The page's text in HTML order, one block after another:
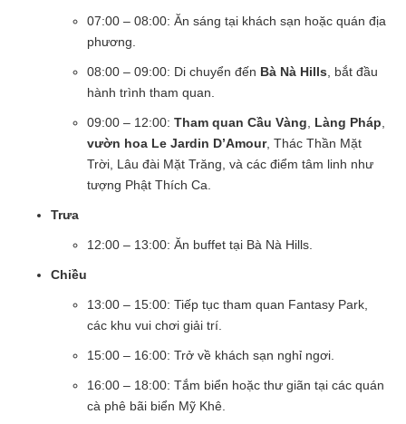
07:00 – 08:00: Ăn sáng tại khách sạn hoặc quán địa
phương.
08:00 – 09:00: Di chuyển đến Bà Nà Hills , bắt đầu
hành trình tham quan.
09:00 – 12:00:Tham quan Cầu Vàng Làng Pháp
vườn hoa Le Jardin D’Amour, Thác Thần Mặt
Trời, Lâu đài Mặt Trăng, và các điểm tâm linh như
tượng Phật Thích Ca.
Trưa
12:00 – 13:00: Ăn buffet tại Bà Nà Hills.
Chiều
13:00 – 15:00: Tiếp tục tham quan Fantasy Park,
các khu vui chơi giải trí.
15:00 – 16:00: Trở về khách sạn nghỉ ngơi.
16:00 – 18:00: Tắm biển hoặc thư giãn tại các quán
cà phê bãi biển Mỹ Khê.